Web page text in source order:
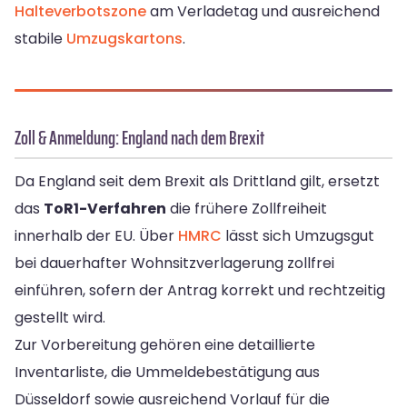
Halteverbotszoneam Verladetag und ausreichend
stabile Umzugskartons.
Zoll & Anmeldung: England nach dem Brexit
Da England seit dem Brexit als Drittland gilt, ersetzt
das ToR1-Verfahren die frühere Zollfreiheit
innerhalb der EU. Über HMRC lässt sich Umzugsgut
bei dauerhafter Wohnsitzverlagerung zollfrei
einführen, sofern der Antrag korrekt und rechtzeitig
gestellt wird.
Zur Vorbereitung gehören eine detaillierte
Inventarliste, die Ummeldebestätigung aus
Düsseldorf sowie ausreichend Vorlauf für die